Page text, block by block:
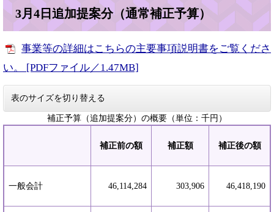
3月4日追加提案分（通常補正予算）
事業等の詳細はこちらの主要事項説明書をご覧くださ
い。 [PDFファイル／1.47MB]
表のサイズを切り替える
補正予算（追加提案分）の概要（単位：千円）
補正前の額 補正額 補正後の額
一般会計 46,114,284 303,906 46,418,190